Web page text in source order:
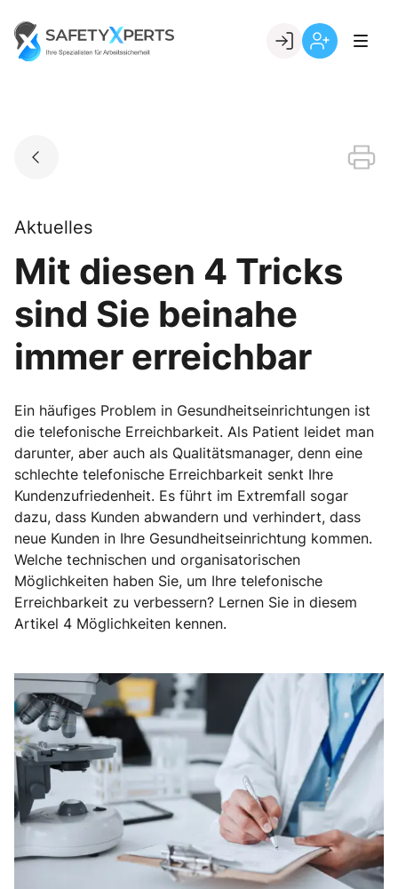
content
Go to landing page.
Aktuelles
Mit diesen 4 Tricks
sind Sie beinahe
immer erreichbar
Ein häufiges Problem in Gesundheitseinrichtungen ist
die telefonische Erreichbarkeit. Als Patient leidet man
darunter, aber auch als Qualitätsmanager, denn eine
schlechte telefonische Erreichbarkeit senkt Ihre
Kundenzufriedenheit. Es führt im Extremfall sogar
dazu, dass Kunden abwandern und verhindert, dass
neue Kunden in Ihre Gesundheitseinrichtung kommen.
Welche technischen und organisatorischen
Möglichkeiten haben Sie, um Ihre telefonische
Erreichbarkeit zu verbessern? Lernen Sie in diesem
Artikel 4 Möglichkeiten kennen.